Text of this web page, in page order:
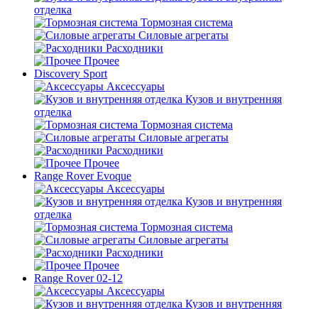
отделка
Тормозная система
Силовые агрегаты
Расходники
Прочее
Discovery Sport
Аксессуары
Кузов и внутренняя
отделка
Тормозная система
Силовые агрегаты
Расходники
Прочее
Range Rover Evoque
Аксессуары
Кузов и внутренняя
отделка
Тормозная система
Силовые агрегаты
Расходники
Прочее
Range Rover 02-12
Аксессуары
Кузов и внутренняя